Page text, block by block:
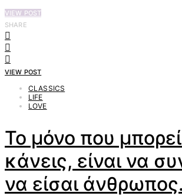
VIEW POST
SHARE
VIEW POST
CLASSICS
LIFE
LOVE
Το μόνο που
κάνεις, είναι να
να είσαι άνθρωπος.